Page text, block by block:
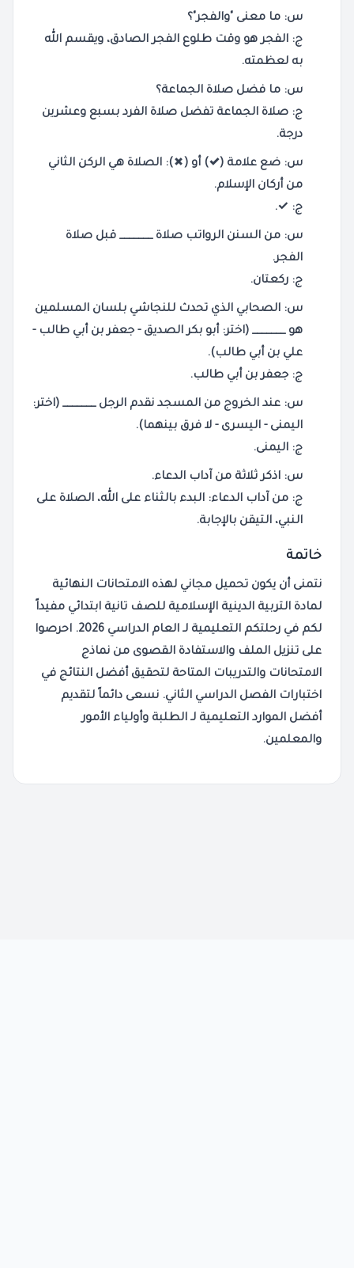
س: ما معنى "والفجر"؟
ج: الفجر هو وقت طلوع الفجر الصادق، ويقسم الله
به لعظمته.
س: ما فضل صلاة الجماعة؟
ج: صلاة الجماعة تفضل صلاة الفرد بسبع وعشرين
درجة.
س: ضع علامة (✓) أو (✗): الصلاة هي الركن الثاني
من أركان الإسلام.
ج: ✓.
س: من السنن الرواتب صلاة _______ قبل صلاة
الفجر.
ج: ركعتان.
س: الصحابي الذي تحدث للنجاشي بلسان المسلمين
هو _______ (اختر: أبو بكر الصديق - جعفر بن أبي طالب -
علي بن أبي طالب).
ج: جعفر بن أبي طالب.
س: عند الخروج من المسجد نقدم الرجل _______ (اختر:
اليمنى - اليسرى - لا فرق بينهما).
ج: اليمنى.
س: اذكر ثلاثة من آداب الدعاء.
ج: من آداب الدعاء: البدء بالثناء على الله، الصلاة على
النبي، التيقن بالإجابة.
خاتمة
نتمنى أن يكون تحميل مجاني لهذه الامتحانات النهائية
لمادة التربية الدينية الإسلامية للصف تانية ابتدائي مفيداً
لكم في رحلتكم التعليمية لـ العام الدراسي 2026
. احرصوا
على تنزيل الملف والاستفادة القصوى من نماذج
الامتحانات والتدريبات المتاحة لتحقيق أفضل النتائج في
اختبارات الفصل الدراسي الثاني. نسعى دائماً لتقديم
أفضل الموارد التعليمية لـ الطلبة وأولياء الأمور
والمعلمين.